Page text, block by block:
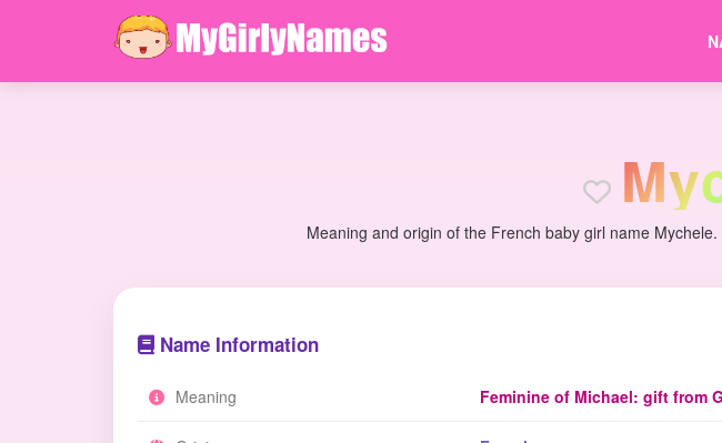
My
Meaning and origin of the French baby girl name
Name Information
Meaning Feminine of Michael: gift from